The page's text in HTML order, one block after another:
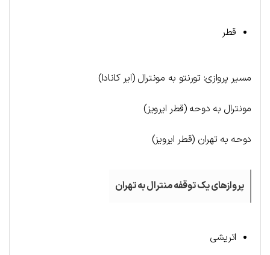
قطر
مسیر پروازی: تورنتو به مونترال (ایر کانادا)
مونترال به دوحه (قطر ایرویز)
دوحه به تهران (قطر ایرویز)
پروازهای یک توقفه منترال به تهران
اتریشی